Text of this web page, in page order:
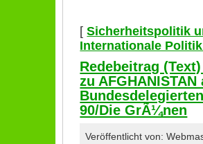
[Sicherheitspolitik
Internationale
Redebeitrag
zu
90/Die GrÃ¼nen
Veröffentlicht von: